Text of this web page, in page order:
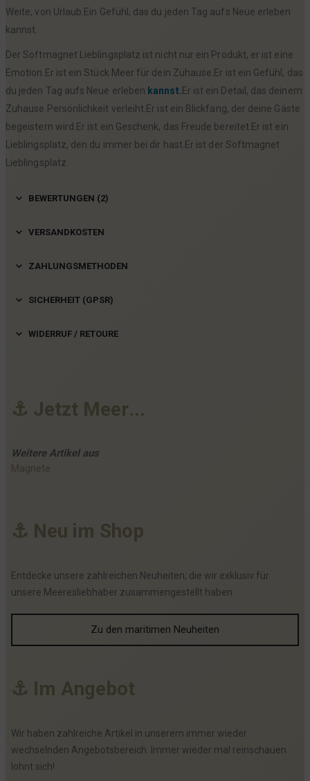
Weite, von Urlaub.Ein Gefühl, das du jeden Tag aufs Neue erleben
kannst.
Der Softmagnet Lieblingsplatz ist nicht nur ein Produkt, er ist eine
Emotion.Er ist ein Stück Meer für dein Zuhause.Er ist ein Gefühl, das
du jeden Tag aufs Neue erleben kannst.Er ist ein Detail, das deinem
Zuhause Persönlichkeit verleiht.Er ist ein Blickfang, der deine Gäste
begeistern wird.Er ist ein Geschenk, das Freude bereitet.Er ist ein
Lieblingsplatz, den du immer bei dir hast.Er ist der Softmagnet
Lieblingsplatz.
BEWERTUNGEN (2)
VERSANDKOSTEN
ZAHLUNGSMETHODEN
SICHERHEIT (GPSR)
WIDERRUF / RETOURE
⚓ Jetzt Meer...
Weitere Artikel aus
Magnete
⚓ Neu im Shop
Entdecke unsere zahlreichen Neuheiten, die wir exklusiv für
unsere Meeresliebhaber zusammengestellt haben.
Zu den maritimen Neuheiten
⚓ Im Ange bot
Wir haben zahlreiche Artikel in unserem immer wieder
wechselnden Angebotsbereich. Immer wieder mal reinschauen
lohnt sich!